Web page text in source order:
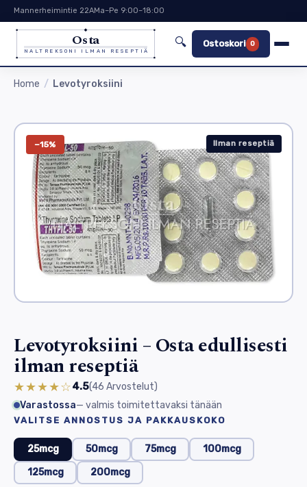
Mannerheimintie 22AMa–Pe 9:00–18:00
Osta
NALTREKSONI ILMAN RESEPTIÄ
🔍 Ostoskori 0
Home Levotyroksiini
−15% Ilman reseptiä
Levotyroksiini – Osta edullisesti
ilman reseptiä
★★★★☆4.5(46 Arvostelut)
Varastossa— valmis toimitettavaksi tänään
VALITSE ANNOSTUS JA PAKKAUSKOKO
25mcg 50mcg 75mcg
100mcg
125mcg
200mcg